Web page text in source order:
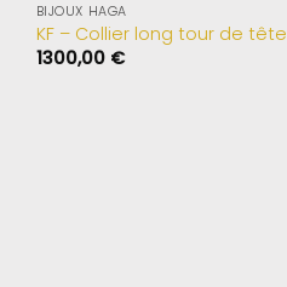
BIJOUX HAGA
KF – Collier long tour de tête
1300,00 €